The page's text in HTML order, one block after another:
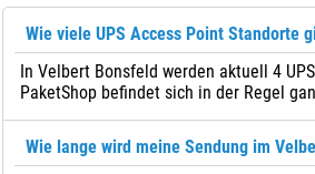
Wie viele UPS Access Point Standorte
In Velbert Bonsfeld werden aktuell 4
PaketShop befindet sich in der Regel
Wie lange wird meine Sendung im